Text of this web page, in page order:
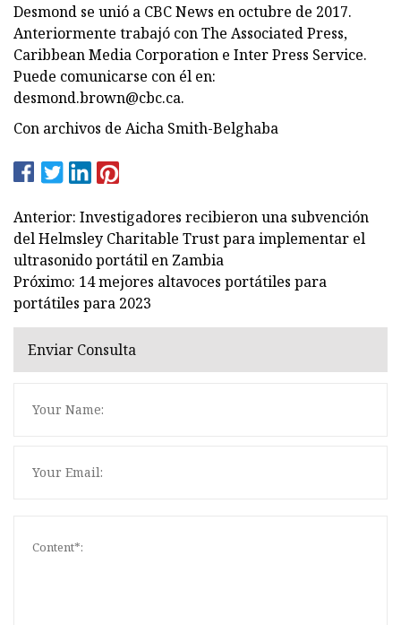
Desmond se unió a CBC News en octubre de 2017.
Anteriormente trabajó con The Associated Press,
Caribbean Media Corporation e Inter Press Service.
Puede comunicarse con él en:
desmond.brown@cbc.ca.
Con archivos de Aicha Smith-Belghaba
Anterior: Investigadores recibieron una subvención
del Helmsley Charitable Trust para implementar el
ultrasonido portátil en Zambia
Próximo: 14 mejores altavoces portátiles para
portátiles para 2023
Enviar Consulta